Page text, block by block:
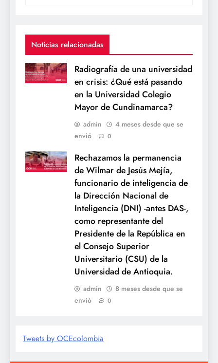
Noticias relacionadas
Radiografía de una universidad
en crisis: ¿Qué está pasando
en la Universidad Colegio
Mayor de Cundinamarca?
admin
4 meses desde que se
envió
0
Rechazamos la permanencia
de Wilmar de Jesús Mejía,
funcionario de inteligencia de
la Dirección Nacional de
Inteligencia (DNI) -antes DAS-,
como representante del
Presidente de la República en
el Consejo Superior
Universitario (CSU) de la
Universidad de Antioquia.
admin
8 meses desde que se
envió
0
Tweets by OCEcolombia